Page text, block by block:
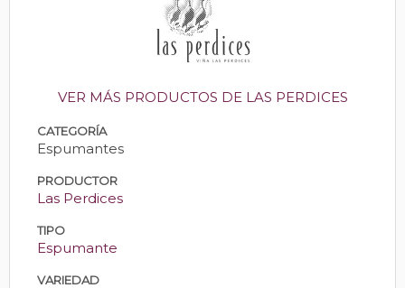
VER MÁS PRODUCTOS DE LAS PERDICES
CATEGORÍA
Espumantes
PRODUCTOR
Las Perdices
TIPO
Espumante
VARIEDAD